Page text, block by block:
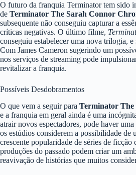
O futuro da franquia Terminator tem sido
de Terminator The Sarah Connor
subsequente não conseguiu capturar a
críticas negativas. O último filme,
conseguiu estabelecer uma nova trilogia,
Com James Cameron sugerindo um
nos serviços de streaming pode
revitalizar a franquia.
Possíveis Desdobramentos
O que vem a seguir para Terminator The
e a franquia em geral ainda é uma
atrair novos espectadores, pode haver
os estúdios considerem a possibilidade de
crescente popularidade de séries de
produções do passado podem criar um
reavivação de histórias que muitos